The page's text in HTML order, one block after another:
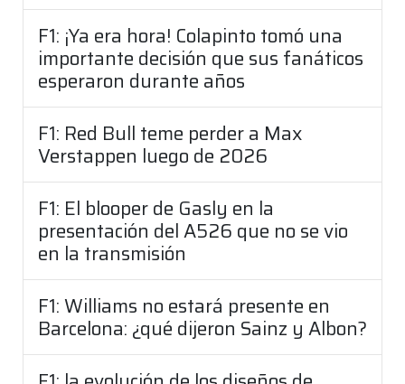
F1: ¡Ya era hora! Colapinto tomó una
importante decisión que sus fanáticos
esperaron durante años
F1: Red Bull teme perder a Max
Verstappen luego de 2026
F1: El blooper de Gasly en la
presentación del A526 que no se vio
en la transmisión
F1: Williams no estará presente en
Barcelona: ¿qué dijeron Sainz y Albon?